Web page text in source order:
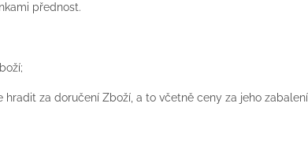
přednost.
hradit za doručení Zboží, a to včetně ceny za jeho